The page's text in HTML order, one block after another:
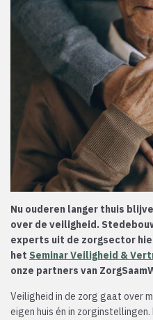
Nu ouderen langer thuis
over de veiligheid.
experts uit de zorgsector
het Seminar Veiligheid &
onze partners van
Veiligheid in de zorg gaat over
eigen huis én in